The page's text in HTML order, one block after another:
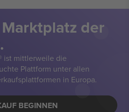
Marktplatz der
ist mittlerweile die
Plattform unter allen
in Europa.
BEGINNEN